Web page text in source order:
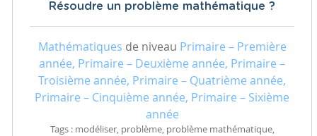
Résoudre un problème mathématique ?
Mathématiques de niveau Primaire – Première
année, Primaire – Deuxième année, Primaire –
Troisième année, Primaire – Quatrième année,
Primaire – Cinquième année, Primaire – Sixième
année
Tags : modéliser, problème, problème mathématique,